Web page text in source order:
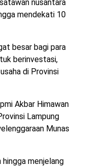
nusantara
mendekati 10
besar bagi para
berinvestasi,
di Provinsi
Akbar Himawan
Lampung
Munas
menjelang